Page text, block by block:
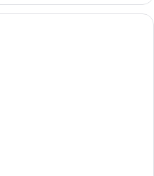
Un lit bien fait, avec une literie à